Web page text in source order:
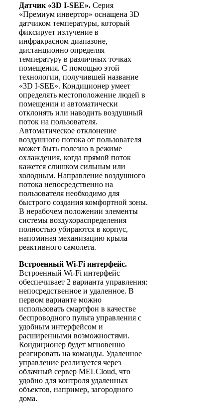
Датчик «3D I-SEE». Серия
«Премиум инвертор» оснащена 3D
датчиком температуры, который
фиксирует излучение в
инфракрасном диапазоне,
дистанционно определяя
температуру в различных точках
помещения. С помощью этой
технологии, получившей название
«3D I-SEE». Кондиционер умеет
определять местоположение людей в
помещении и автоматически
отклонять или наводить воздушный
поток на пользователя.
Автоматическое отклонение
воздушного потока от пользователя
может быть полезно в режиме
охлаждения, когда прямой поток
кажется слишком сильным или
холодным. Направление воздушного
потока непосредственно на
пользователя необходимо для
быстрого создания комфортной зоны.
В нерабочем положении элементы
системы воздухораспределения
полностью убираются в корпус,
напоминая механизацию крыла
реактивного самолета.
Встроенный Wi-Fi интерфейс.
Встроенный Wi-Fi интерфейс
обеспечивает 2 варианта управления:
непосредственное и удаленное. В
первом варианте можно
использовать смартфон в качестве
беспроводного пульта управления с
удобным интерфейсом и
расширенными возможностями.
Кондиционер будет мгновенно
реагировать на команды. Удаленное
управление реализуется через
облачный сервер MELCloud, что
удобно для контроля удаленных
объектов, например, загородного
дома.